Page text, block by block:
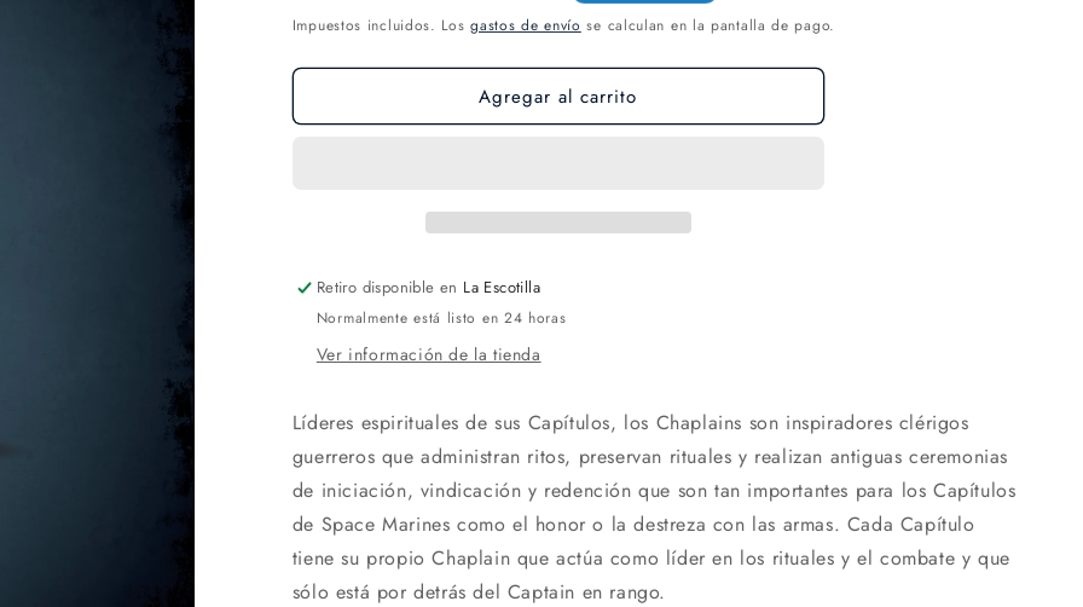
Impuestos incluidos. Losgastos de envío se calculan en la pantalla de pago.
Agregar al carrito
Retiro disponible en La Escotilla
Normalmente está listo en 24 horas
Ver información de la tienda
Líderes espirituales de sus Capítulos, los Chaplains son inspiradores clérigos
guerreros que administran ritos, preservan rituales y realizan antiguas ceremonias
de iniciación, vindicación y redención que son tan importantes para los Capítulos
de Space Marines como el honor o la destreza con las armas. Cada Capítulo
tiene su propio Chaplain que actúa como líder en los rituales y el combate y que
sólo está por detrás del Captain en rango.